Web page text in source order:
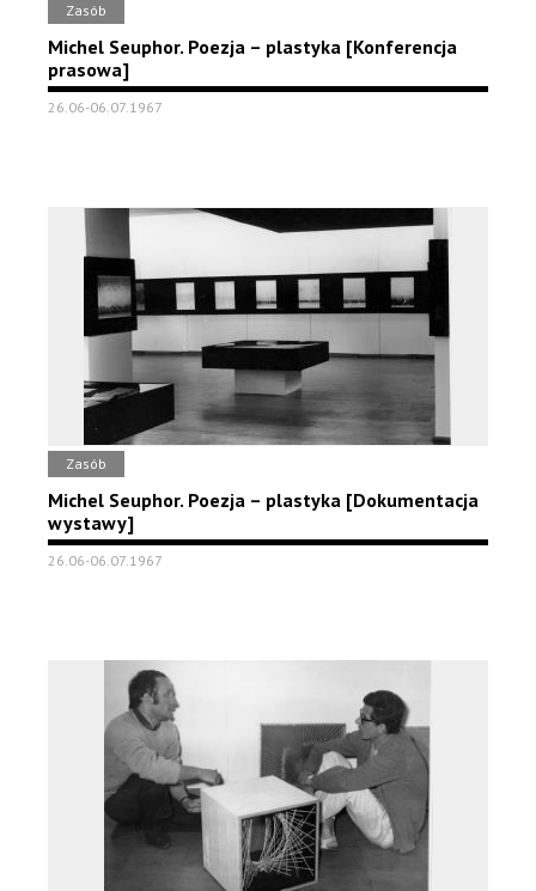
Zasób
Michel Seuphor. Poezja – plastyka [Konferencja
prasowa]
26.06-06.07.1967
Zasób
Michel Seuphor. Poezja – plastyka [Dokumentacja
wystawy]
26.06-06.07.1967